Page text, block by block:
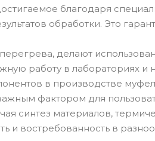
благодаря
обработки. Это
делают
работу в лабораториях и
в производстве
фактором для
синтез материалов,
и востребованность в